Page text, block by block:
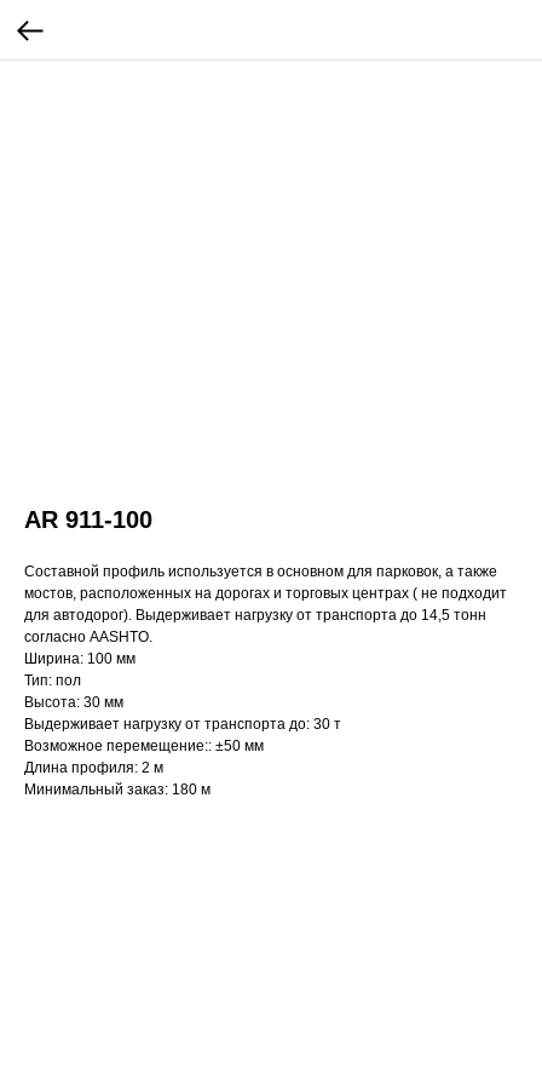
AR 911-100
Составной профиль используется в основном для парковок, а также
мостов, расположенных на дорогах и торговых центрах ( не подходит
для автодорог). Выдерживает нагрузку от транспорта до 14,5 тонн
согласно AASHTO.
Ширина: 100 мм
Тип: пол
Высота: 30 мм
Выдерживает нагрузку от транспорта до: 30 т
Возможное перемещение:: ±50 мм
Длина профиля: 2 м
Минимальный заказ: 180 м